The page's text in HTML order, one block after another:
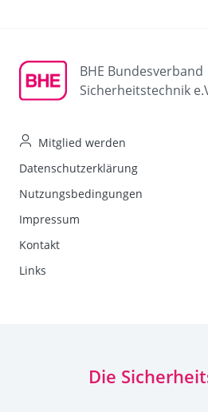
BHE Bundesverband
Sicherheitstechnik
Mitglied werden
Datenschutzerklärung
Nutzungsbedingungen
Impressum
Kontakt
Links
Die